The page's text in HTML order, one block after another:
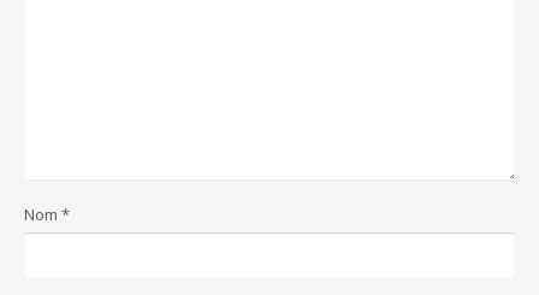
Nom *